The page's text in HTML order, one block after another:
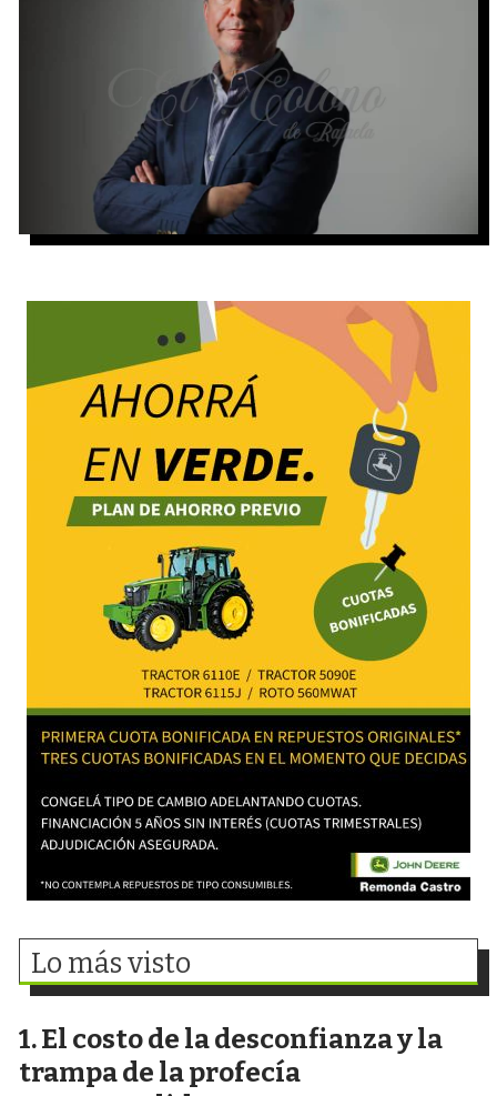
Lo más visto
El costo de la desconfianza y la
trampa de la profecía